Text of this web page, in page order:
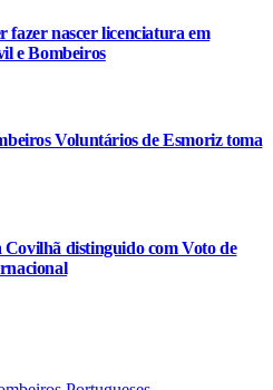
fazer nascer licenciatura em
e Bombeiros
Voluntários de Esmoriz toma
Covilhã distinguido com Voto de